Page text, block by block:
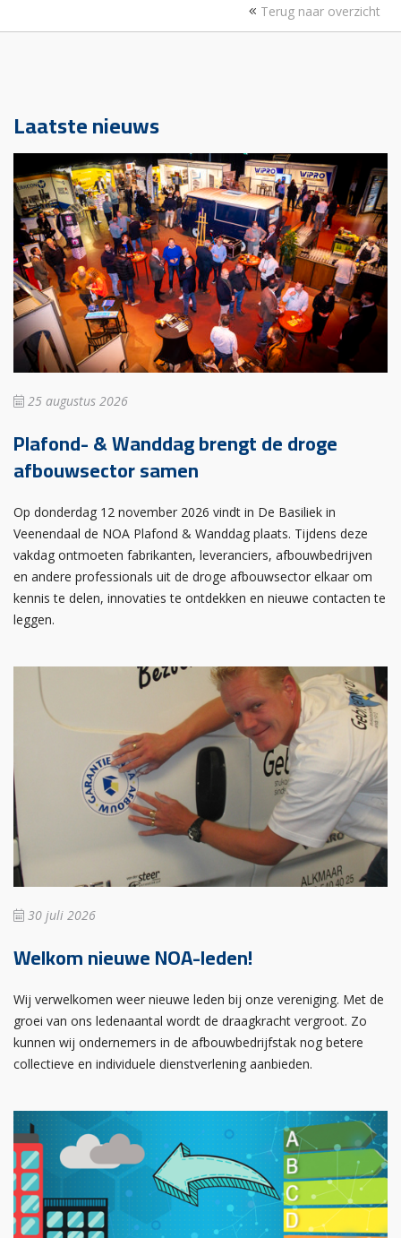
Terug naar overzicht
Laatste nieuws
25 augustus 2026
Plafond- & Wanddag brengt de droge
afbouwsector samen
Op donderdag 12 november 2026 vindt in De Basiliek in
Veenendaal de NOA Plafond & Wanddag plaats. Tijdens deze
vakdag ontmoeten fabrikanten, leveranciers, afbouwbedrijven
en andere professionals uit de droge afbouwsector elkaar om
kennis te delen, innovaties te ontdekken en nieuwe contacten te
leggen.
30 juli 2026
Welkom nieuwe NOA-leden!
Wij verwelkomen weer nieuwe leden bij onze vereniging. Met de
groei van ons ledenaantal wordt de draagkracht vergroot. Zo
kunnen wij ondernemers in de afbouwbedrijfstak nog betere
collectieve en individuele dienstverlening aanbieden.